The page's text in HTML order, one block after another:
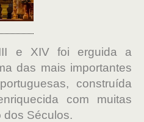
e XIV foi erguida a
das mais importantes
construída
com muitas
dos Séculos.